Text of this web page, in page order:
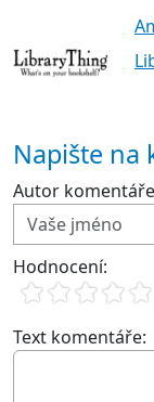
Napište na
Autor komentáře
Hodnocení:
Text komentáře: